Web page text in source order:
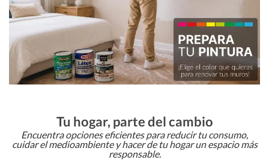
Tu hogar, parte del cambio
Encuentra opciones eficientes para reducir tu consumo,
cuidar el medioambiente y hacer de tu hogar un espacio más
responsable.